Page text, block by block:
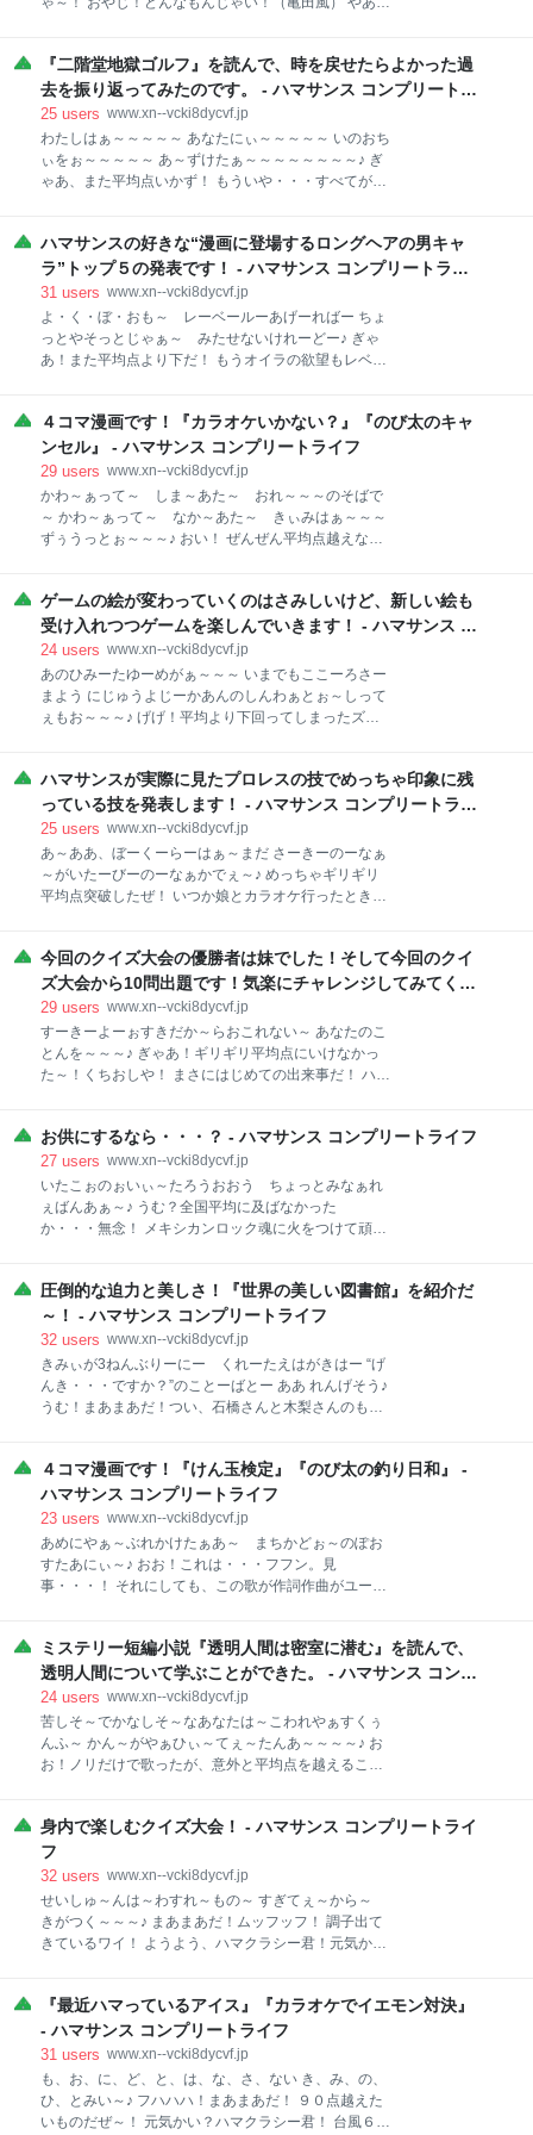
Every Little Thing www.youtube.com いやあ、ハマク
ラシー君も知っているELTですよ。 ELTと言えば、も
ちろん
に地震が多いな。 今日は九州の宮崎で地震が起こって
いたぞ。 オイラの住む福岡はそれほど揺れなかった
が、やはりニュースが流れるとビビるな。 お互い注意
しないとな。 さらにオイラは仕事でハプニング続きで
てんやわんやしているぜ。 おかげでサッカー日本代表
が負けたショックもあっという間に消え去った！ さあ
ラシー君。 君、今いいことを言ったな？ そんなにオイ
ラの最近買ったガチャポンが気になるかい？ ハッハッ
ハ！ いいだろう！教えてやるぜ！ ちょくちょく
『二階堂地獄ゴルフ』を読んで、時を戻せたらよかった過
去を振り返ってみたのです。 - ハマサンス コンプリートラ
イフ
25 users www.xn--vcki8dycvf.jp
わたしはぁ～～～～～ あなたにぃ～～～～～ いのおち
ぃをぉ～～～～～ あ～ずけたぁ～～～～～～～～♪ ぎ
ゃあ、また平均点いかず！ もういや・・・すべてが嫌
かい？ 君も以前僕に言っていたが、震度３～４くらい
じゃ驚かなくなったとか言っていたな。 オイラは震度
２くらいでもビビりまくるぞ！ そっちは地震とか熊と
か大変だな～。 くれぐれも気を付けてくれよな！ さて
と、今日の話はですねぇ・・・。 最近、オイラには、
またまたお気に入りの漫画があるとです！ハマクラス
階堂地獄ゴルフ（１） (モーニングコミックス) 作者:福
本伸行 講談社 Amazon 『カイジ』シリーズで有名な福
本先生の作品だな！ これ、めっ
ハマサンスの好きな“漫画に登場するロングヘアの男キャ
ラ”トップ５の発表です！ - ハマサンス コンプリートライ
フ
31 users www.xn--vcki8dycvf.jp
よ・く・ぼ・おも～ レーベールーあげーればー ちょ
っとやそっとじゃぁ～ みたせないけれーどー♪ ぎゃ
あ！また平均点より下だ！ もうオイラの欲望もレベル
るところはとくには被害はなかったみたいでよかった
ぜ。 さてと・・・ そういえば、ハマクラシー君。 こ
の前、「ショートカットを愛でるのだ」という話をし
たのを覚えているかい？ www.xn--vcki8dycvf.jp 今回は
ロングな髪型の男キャラで好きなキャラトップ５を考
えてみたよ！ ロン毛のイケメンキャラもけっこうたく
は・・・・・ドルルルルルルル・・・・・・ジャ
ン！！ 第５位：飛燕／魁!!男塾 飛燕はもう男塾の人気
ランキングでもいつも上位にいたか
４コマ漫画です！『カラオケいかない？』『のび太のキャ
ンセル』 - ハマサンス コンプリートライフ
29 users www.xn--vcki8dycvf.jp
かわ～ぁって～ しま～あた～ おれ～～～のそばで
～ かわ～ぁって～ なか～あた～ きぃみはぁ～～～
ずぅうっとぉ～～～♪ おい！ ぜんぜん平均点越えない
ろを見せてしまったね。ハマクラシー君。 元気かい？
福岡はもうどしゃ降りだよ。 朝なんか車に乗り込むだ
けでズボンがしっとりになっちゃったぜ～。 まあ、し
かしこれで一気に水不足も解消することであろう。 ハ
マサンスは今日も酔いどれだ。 妹がオイラの誕生日プ
レゼントにくれた三国志のおちょこで「菊水の辛口」
おう！ じめじめしたこの気分もオイラの４コマ漫画を
見たら一気に明るくなって、いい人になることウケア
イだ！ よし！異論はないな！ じゃあ、いくぜ！
ゲームの絵が変わっていくのはさみしいけど、新しい絵も
受け入れつつゲームを楽しんでいきます！ - ハマサンス コ
ンプリートライフ
24 users www.xn--vcki8dycvf.jp
あのひみーたゆーめがぁ～～～ いまでもここーろさー
まよう にじゅうよじーかあんのしんわぁとぉ～しって
ぇもお～～～♪ げげ！平均より下回ってしまったズ
むむう・・・。 こんばんは～。ハマクラシー君！元気
にしているかい？ 福岡は相変わらず曇り時々雨といっ
た感じだ。 茨城の方はどうだい？ さてと、何か話題
を・・・ そうだ。ハマクラシー君。 オイラ、先日久し
ぶりに桃鉄をしていてね。 桃太郎電鉄 ~昭和 平成 令
和も定番! ~ コナミデジタルエンタテインメント
みようと思って １００年で設定してプレイしていたの
だ！ そしてようやく１００年プレイ達成したのであ
る！ 堂々の１
ハマサンスが実際に見たプロレスの技でめっちゃ印象に残
っている技を発表します！ - ハマサンス コンプリートライ
フ
25 users www.xn--vcki8dycvf.jp
あ～ああ、ぼーくーらーはぁ～まだ さーきーのーなぁ
～がいたーびーのーなぁかでぇ～♪ めっちゃギリギリ
平均点突破したぜ！ いつか娘とカラオケ行ったとき、
ふん。 こんばんは～！ハマクラシーくん！ ご機嫌いか
がかな？ 福岡県は今日は雨ザーザーだったよ。 ダンゴ
ムシが家の中に侵入してきていたから、他の侵入者に
も気をつけなくてはいけない時期になってきたよ。む
う～。 今日はなんの話をしようかな～・・・っ
と・・・。 そういえば、昔はプロレス大好きだったの
ラは上谷 沙弥選手しか知らないという体たらくだよ。
君ぃ。 よし！ じゃあ、今日はオイラが実際にプロレス
技トップ５を
今回のクイズ大会の優勝者は妹でした！そして今回のクイ
ズ大会から10問出題です！気楽にチャレンジしてみてくだ
さい！ - ハマサンス コンプリートライフ
29 users www.xn--vcki8dycvf.jp
すーきーよーぉすきだか～らおこれない～ あなたのこ
とんを～～～♪ ぎゃあ！ギリギリ平均点にいけなかっ
た～！くちおしや！ まさにはじめての出来事だ！ ハマ
ないかい？ やはりオイラの住む福岡県と比べてそちら
のほうが地震が多いな。 気を付けてくれよな！ さて、
ハマクラシー君。 先日、開催したクイズ大会だが、結
果が気になるかね？ www.xn--vcki8dycvf.jp フッフッ
フ。いいぞ。 教えてやろうゥ～♡ 優勝は・・・ 黒魔
クラシー君。 君にも今回のクイズ大会で出題したクイ
ズを解いてもらおうじゃないか。 全部で１０問選んだ
ぞ！ 問題文だけ初めに一気に載せているから、あとで
お供にするなら・・・？ - ハマサンス コンプリートライフ
27 users www.xn--vcki8dycvf.jp
いたこぉのぉいぃ～たろうおおう ちょっとみなぁれ
ぇばんあぁ～♪ うむ？全国平均に及ばなかった
か・・・無念！ メキシカンロック魂に火をつけて頑張
半だけ見て、二度寝してしまったハマサンスだ！ いや
あ、もう若くはないということが証明されたな～。 で
も、４年に一回のワールドカップ、サッカーど素人の
オイラも、こういう時はお祭り気分に乗っかっていく
ぜ！ ふう・・・。さて・・・。 ハマクラシー君、なに
か面白い議題はないかね？ たまには君から面白いテー
か？」だと？ なるほど。これはなかなか面白い議題か
もしれん。 人間いついかなる時も鬼退治せにゃならん
事態が待ち受けているかもしれんからな！ きびだんご
は３つ！？ な
圧倒的な迫力と美しさ！『世界の美しい図書館』を紹介だ
～！ - ハマサンス コンプリートライフ
32 users www.xn--vcki8dycvf.jp
きみぃが3ねんぶりーにー くれーたえはがきはー “げ
んき・・・ですか？”のことーばとー ああ れんげそう♪
うむ！まあまあだ！つい、石橋さんと木梨さんのもの
な！ 寝不足にならないようにしなきゃな～！ そうそ
う、ハマクラシー君。 またまた「世界の美しいホニャ
ララ」シリーズの本を見つけたから、今日はそれを紹
介することにするぜ！ 今回紹介する本はこれだ！ 世界
の美しい図書館 作者:アフロ,アマナイメ-ジズ PIE
Amazon 『世界の美しい図書館』だ！ オイラ図書館を
く通っているのであるよ～。 と言っても、地元の２，
３個の図書館しか通っていないからな～。 あまり大き
な図書館に行ったことがない井の中の蛙ち
４コマ漫画です！『けん玉検定』『のび太の釣り日和』 -
ハマサンス コンプリートライフ
23 users www.xn--vcki8dycvf.jp
あめにやぁ～ぶれかけたぁあ～ まちかどぉ～のぽお
すたあにぃ～♪ おお！これは・・・フフン。見
事・・・！ それにしても、この歌が作詞作曲がユーミ
ッハッハッハ！ さて、ハマクラシー君。 元気だった？
オイラはまあまあ元気だ。 オイラの実家ではたまねぎ
干しまくりだよ。 すごい数だろう？ 君もたまねぎたく
さん食べてたまねぎ剣士になるといいぞ。 さて、今日
はオイラの4コマ漫画でも見てもらおうかいのう！ 毎
度のことだが、君に逃げるという選択肢はないのだ！
ハ！！ では次いくぞ！ うらあ～～～！！！ ア～ハッ
ハッハッハ！ どうだったかな？ こんなバッドエンドの
漫画ばかり描いて、オイラのメンタルが壊れかけのラ
ミステリー短編小説『透明人間は密室に潜む』を読んで、
透明人間について学ぶことができた。 - ハマサンス コンプ
リートライフ
24 users www.xn--vcki8dycvf.jp
苦しそ～でかなしそ～なあなたは～こわれやぁすくぅ
んふ～ かん～がやぁひぃ～てぇ～たんあ～～～～♪ お
お！ノリだけで歌ったが、意外と平均点を越えること
かい？ハマクラシー君。 福岡県は今日も雨の一日だっ
たな。 こちらではもうだいたい田植えはどこも済んで
いるみたいだな。 いやあ、６月ですな～。 さて、今日
はなんの話をしようかねぇ～～～？ そうだ、ハマクラ
シー君。 最近オイラこういうミステリー小説を読んだ
のだよ。 透明人間は密室に潜む (光文社文庫) 作者:阿
も奇妙な物語」に選ばれたらいいな～みたいな感じで
書いたという話を聞いたような聞かないような。 この
本は短編ミステリー小説が数話あるのだが
身内で楽しむクイズ大会！ - ハマサンス コンプリートライ
フ
32 users www.xn--vcki8dycvf.jp
せいしゅ～んは～わすれ～もの～ すぎてぇ～から～
きがつく～～～♪ まあまあだ！ムッフッフ！ 調子出て
きているワイ！ ようよう、ハマクラシー君！元気か
ラシー君！ 明日６月6日の土曜日はオイラ主催のクイ
ズ大会があるのだ！ へ？ 「クイズ大会」なんて知らな
い？ 言ってなかったっけ？ オイラ20年ほど前から実
家でクイズ大会を催しているのだよ！ ことの発端
は・・・そうだねぇ。 20ほど前、オイラがまだ結婚し
てなくて実家で暮らしていた時の頃だよ。 その頃はオ
『最近ハマっているアイス』『カラオケでイエモン対決』
- ハマサンス コンプリートライフ
31 users www.xn--vcki8dycvf.jp
も、お、に、ど、と、は、な、さ、ない き、み、の、
ひ、とみい～♪ フハハハ！まあまあだ！ ９０点越えた
いものだぜ～！ 元気かい？ハマクラシー君！ 台風６号